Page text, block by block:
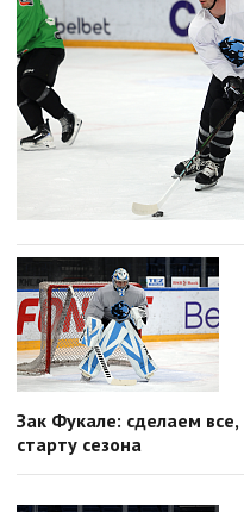
Зак Фукале: сделаем
старту сезона